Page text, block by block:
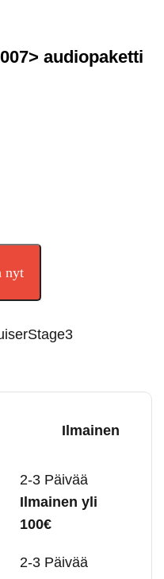
audiopaketti
nyt
Ilmainen
2-3 Päivää
Ilmainen yli
100€
2-3 Päivää